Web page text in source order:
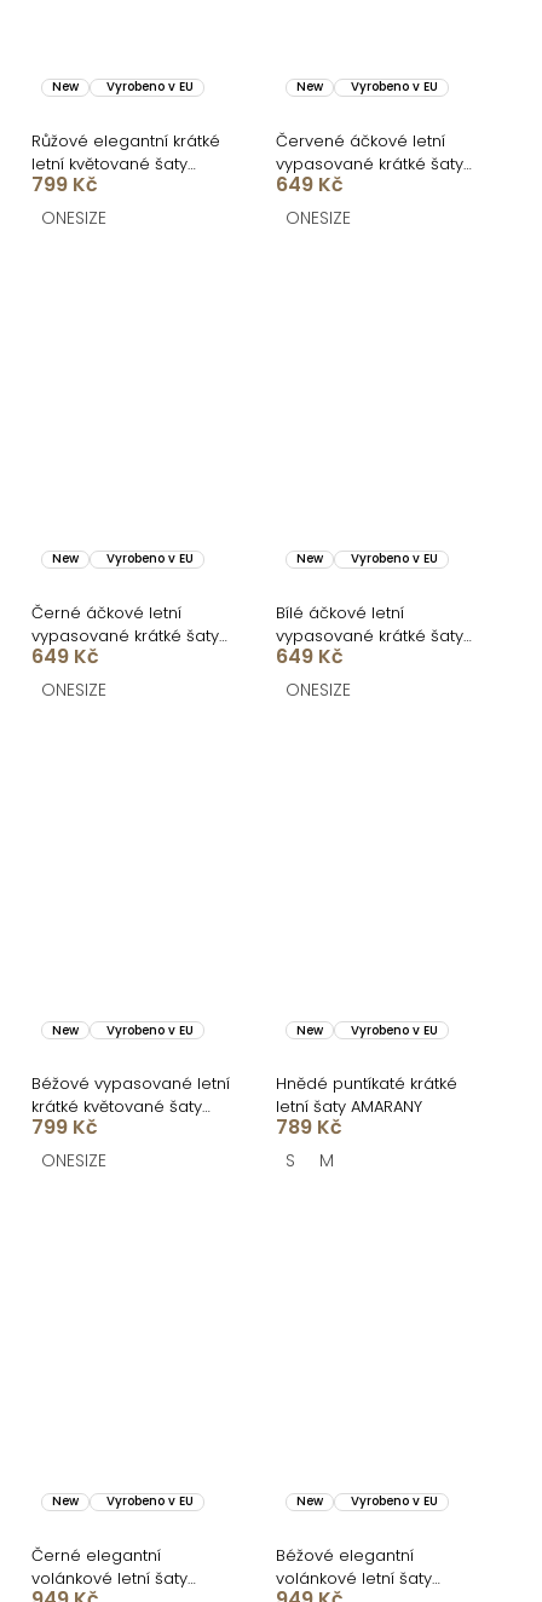
New Vyrobeno v EU
Růžové elegantní krátké
letní květované šaty
VENSIA
799 Kč
ONESIZE
New Vyrobeno v EU
Červené áčkové letní
vypasované krátké šaty
BUMBLEE
649 Kč
ONESIZE
New Vyrobeno v EU
Černé áčkové letní
vypasované krátké šaty
BUMBLEE
649 Kč
ONESIZE
New Vyrobeno v EU
Bílé áčkové letní
vypasované krátké šaty
BUMBLEE
649 Kč
ONESIZE
New Vyrobeno v EU
Béžové vypasované letní
krátké květované šaty
VENSIA
799 Kč
ONESIZE
New Vyrobeno v EU
Hnědé puntíkaté krátké
letní šaty AMARANY
789 Kč
S M
New Vyrobeno v EU
Černé elegantní
volánkové letní šaty
New Vyrobeno v EU
Béžové elegantní
volánkové letní šaty